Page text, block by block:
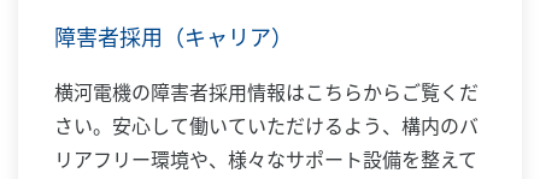
障害者採用（キャリア）
横河電機の障害者採用情報はこちらからご覧くだ
さい。安心して働いていただけるよう、構内のバ
リアフリー環境や、様々なサポート設備を整えて